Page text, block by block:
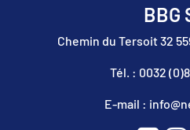
BBG
Chemin du Tersoit 32
Tél. : 0032
E-mail :